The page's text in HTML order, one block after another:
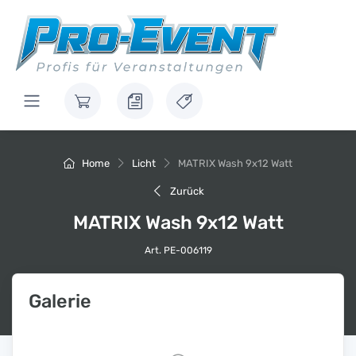
Home Licht MATRIX Wash 9x12 Watt
Zurück
MATRIX Wash 9x12 Watt
Art. PE-006119
Galerie